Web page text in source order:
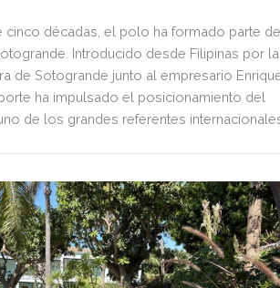
cinco décadas, el polo ha formado parte
Introducido desde Filipinas por la
de Sotogrande junto al empresario
ha impulsado el posicionamiento del
de los grandes referentes
social.